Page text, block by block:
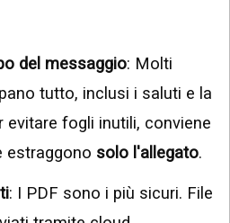
del messaggio: Molti
tutto, inclusi i saluti e la
evitare fogli inutili, conviene
estraggono solo l'allegato.
: I PDF sono i più sicuri. File